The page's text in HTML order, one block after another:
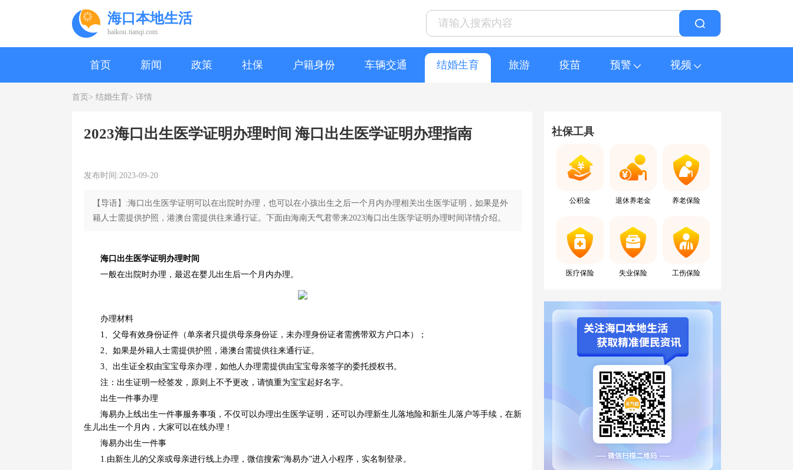
海口本地生活
haikou.tianqi.com
首页 新闻 政策 社保 户籍身份 车辆交通 结婚生育 旅游 疫苗 预警 视频
首页> 结婚生育> 详情
2023海口出生医学证明办理时间 海口出生医学证明办理指南
发布时间:2023-09-20
【导语】:海口出生医学证明可以在出院时办理，也可以在小孩出生之后一个月内办理相关出生医学证明，如果是外
籍人士需提供护照，港澳台需提供往来通行证。下面由海南天气君带来2023海口出生医学证明办理时间详情介绍。
海口出生医学证明办理时间
一般在出院时办理，最迟在婴儿出生后一个月内办理。
办理材料
1、父母有效身份证件（单亲者只提供母亲身份证，未办理身份证者需携带双方户口本）；
2、如果是外籍人士需提供护照，港澳台需提供往来通行证。
3、出生证全权由宝宝母亲办理，如他人办理需提供由宝宝母亲签字的委托授权书。
注：出生证明一经签发，原则上不予更改，请慎重为宝宝起好名字。
出生一件事办理
海易办上线出生一件事服务事项，不仅可以办理出生医学证明，还可以办理新生儿落地险和新生儿落户等手续，在新
生儿出生一个月内，大家可以在线办理！
海易办出生一件事
1.由新生儿的父亲或母亲进行线上办理，微信搜索“海易办”进入小程序，实名制登录。
社保工具
公积金 退休养老金 养老保险
医疗保险 失业保险 工伤保险